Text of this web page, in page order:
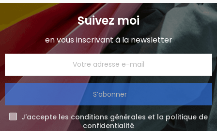
Suivez moi
en vous inscrivant à la newsletter
S’abonner
J'accepte les conditions générales et la politique de
confidentialité